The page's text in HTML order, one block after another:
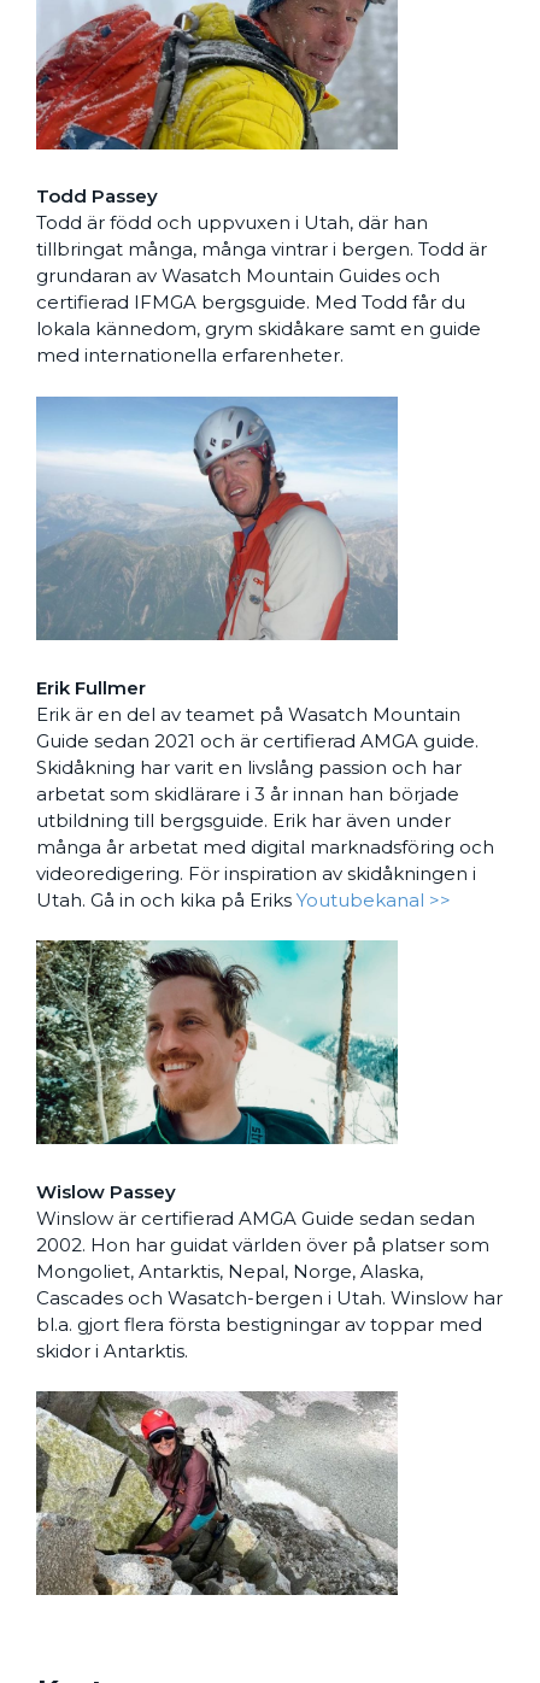
Todd Passey
Todd är född och uppvuxen i Utah, där han
tillbringat många, många vintrar i bergen. Todd är
grundaran av Wasatch Mountain Guides och
certifierad IFMGA bergsguide. Med Todd får du
lokala kännedom, grym skidåkare samt en guide
med internationella erfarenheter.
Erik Fullmer
Erik är en del av teamet på Wasatch Mountain
Guide sedan 2021 och är certifierad AMGA guide.
Skidåkning har varit en livslång passion och har
arbetat som skidlärare i 3 år innan han började
utbildning till bergsguide. Erik har även under
många år arbetat med digital marknadsföring och
videoredigering. För inspiration av skidåkningen i
Utah. Gå in och kika på Eriks Youtubekanal >>
Wislow Passey
Winslow är certifierad AMGA Guide sedan sedan
2002. Hon har guidat världen över på platser som
Mongoliet, Antarktis, Nepal, Norge, Alaska,
Cascades och Wasatch-bergen i Utah. Winslow har
bl.a. gjort flera första bestigningar av toppar med
skidor i Antarktis.